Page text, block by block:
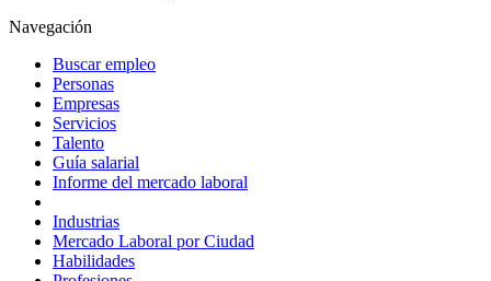
Navegación
Buscar empleo
Personas
Empresas
Servicios
Talento
Guía salarial
Informe del mercado laboral
Industrias
Mercado Laboral por Ciudad
Habilidades